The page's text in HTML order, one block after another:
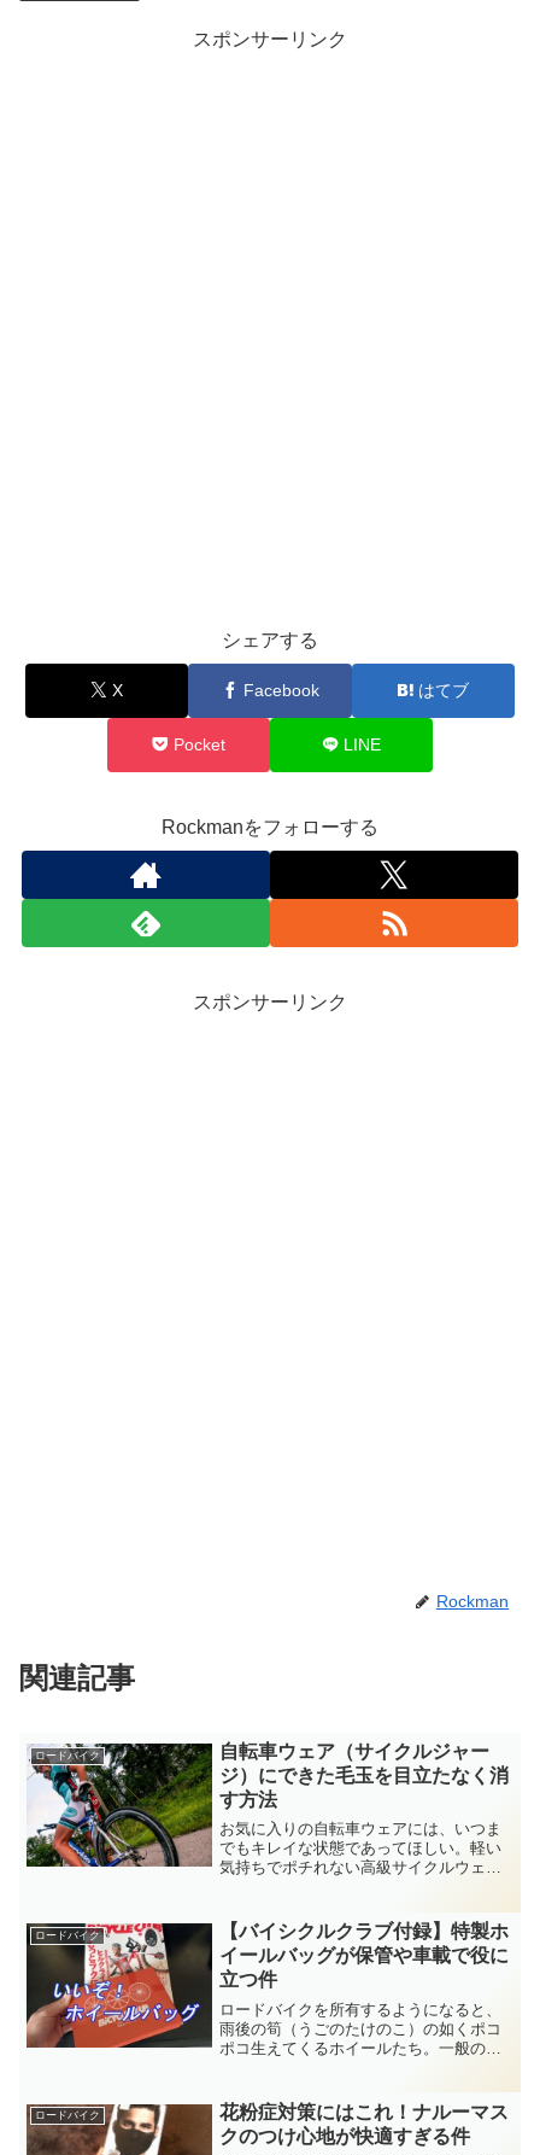
スポンサーリンク
シェアする
X Facebook はてブ
Pocket LINE
Rockmanをフォローする
スポンサーリンク
Rockman
関連記事
ロードバイク
自転車ウェア（サイクルジャー
ジ）にできた毛玉を目立たなく消
す方法
お気に入りの自転車ウェアには、いつま
でもキレイな状態であってほしい。軽い
気持ちでポチれない高級サイクルウェア
ます。でも残念！世の中そう都合よく行
きませんｗ大事に着ている...
ロードバイク
【バイシクルクラブ付録】特製ホ
イールバッグが保管や車載で役に
立つ件
ロードバイクを所有するようになると、
雨後の筍（うごのたけのこ）の如くポコ
ポコ生えてくるホイールたち。一般の方
ニング用と、シチュエーション別で車輪
が欲しくなってしまう宿命...
ロードバイク
花粉症対策にはこれ！ナルーマス
クのつけ心地が快適すぎる件